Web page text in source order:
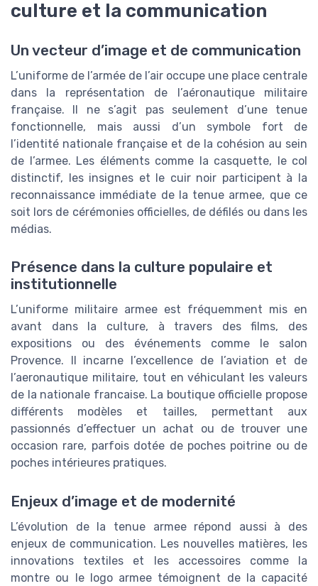
culture et la communication
Un vecteur d’image et de communication
L’uniforme de l’armée de l’air occupe une place centrale
dans la représentation de l’aéronautique militaire
française. Il ne s’agit pas seulement d’une tenue
fonctionnelle, mais aussi d’un symbole fort de
l’identité nationale française et de la cohésion au sein
de l’armee. Les éléments comme la casquette, le col
distinctif, les insignes et le cuir noir participent à la
reconnaissance immédiate de la tenue armee, que ce
soit lors de cérémonies officielles, de défilés ou dans les
médias.
Présence dans la culture populaire et
institutionnelle
L’uniforme militaire armee est fréquemment mis en
avant dans la culture, à travers des films, des
expositions ou des événements comme le salon
Provence. Il incarne l’excellence de l’aviation et de
l’aeronautique militaire, tout en véhiculant les valeurs
de la nationale francaise. La boutique officielle propose
différents modèles et tailles, permettant aux
passionnés d’effectuer un achat ou de trouver une
occasion rare, parfois dotée de poches poitrine ou de
poches intérieures pratiques.
Enjeux d’image et de modernité
L’évolution de la tenue armee répond aussi à des
enjeux de communication. Les nouvelles matières, les
innovations textiles et les accessoires comme la
montre ou le logo armee témoignent de la capacité